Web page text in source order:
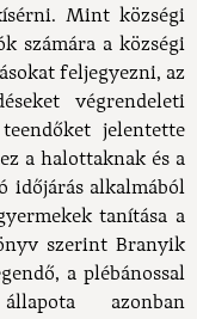
Mint községi
számára a községi
feljegyezni, az
végrendeleti
jelentette
a halottaknak és a
időjárás alkalmából
tanítása a
szerint Branyik
a plébánossal
azonban